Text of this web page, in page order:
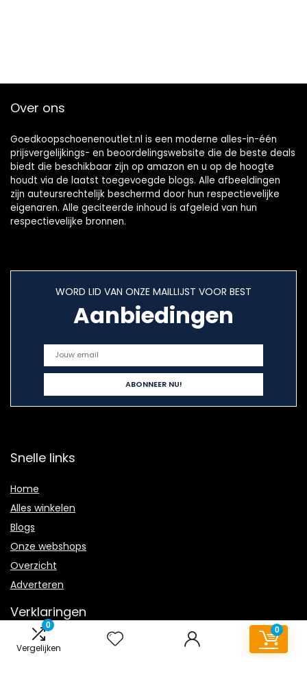
0
Vergelijken
0
Over ons
Goedkoopschoenenoutlet.nl is een moderne alles-in-één
prijsvergelijkings- en beoordelingswebsite die de beste deals
biedt die beschikbaar zijn op amazon en u op de hoogte
houdt via de laatst toegevoegde blogs. Alle afbeeldingen
zijn auteursrechtelijk beschermd door hun respectievelijke
eigenaren. Alle geciteerde inhoud is afgeleid van hun
respectievelijke bronnen.
WORD LID VAN ONZE MAILLIJST VOOR BEST
Aanbiedingen
Snelle links
Home
Alles winkelen
Blogs
Onze webshops
Overzicht
Adverteren
Verklaringen
Privacybeleid